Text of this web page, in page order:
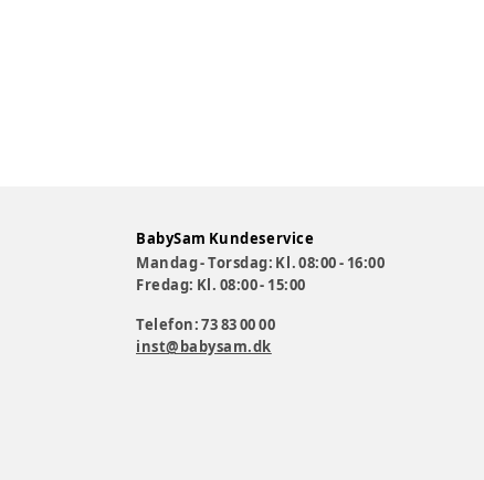
BabySam Kundeservice
Mandag - Torsdag: Kl. 08:00 - 16:00
Fredag: Kl. 08:00 - 15:00
Telefon: 73 83 00 00
inst@babysam.dk